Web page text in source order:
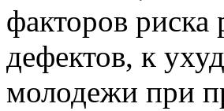
факторов риска
дефектов, к
молодежи при